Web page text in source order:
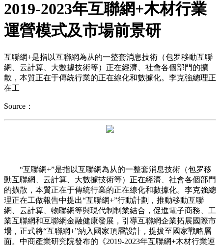
2019-2023年互聯網+木材行業
運營模式及市場前景研
互聯網+是指以互聯網為从的一整套消息技術（包罗移動互聯
網、云計算、大數據技術等）正在經濟、社會各個部門的擴
散，本質正在于傳統行業的正在線化和數據化。李克強總理正
在工
Source：
“互聯網+”是指以互聯網為从的一整套消息技術（包罗移
動互聯網、云計算、大數據技術等）正在經濟、社會各個部門
的擴散，本質正在于傳統行業的正在線化和數據化。李克強總
理正在工做報告中提出“互聯網+”行動計劃，推動移動互聯
網、云計算、物聯網等與現代制制業結合，促進電子商務、工
業互聯網和互聯網金融健康發展，引導互聯網企業拓展國際市
場，正式將“互聯網+”納入國家頂層設計，提拔至國家戰略層
面。中商產業研究院發布的《2019-2023年互聯網+木材行業運